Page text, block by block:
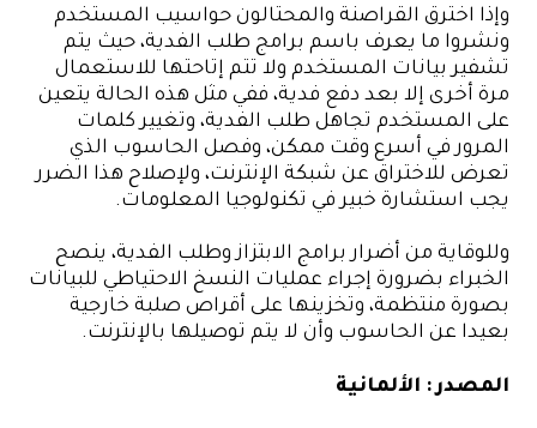
وإذا اخترق القراصنة والمحتالون حواسيب المستخدم
ونشروا ما يعرف باسم برامج طلب الفدية، حيث يتم
تشفير بيانات المستخدم ولا تتم إتاحتها للاستعمال
مرة أخرى إلا بعد دفع فدية، ففي مثل هذه الحالة يتعين
على المستخدم تجاهل طلب الفدية، وتغيير كلمات
المرور في أسرع وقت ممكن، وفصل الحاسوب الذي
تعرض للاختراق عن شبكة الإنترنت، ولإصلاح هذا الضرر
يجب استشارة خبير في تكنولوجيا المعلومات.
وللوقاية من أضرار برامج الابتزاز وطلب الفدية، ينصح
الخبراء بضرورة إجراء عمليات النسخ الاحتياطي للبيانات
بصورة منتظمة، وتخزينها على أقراص صلبة خارجية
بعيدا عن الحاسوب وأن لا يتم توصيلها بالإنترنت.
المصدر : الألمانية